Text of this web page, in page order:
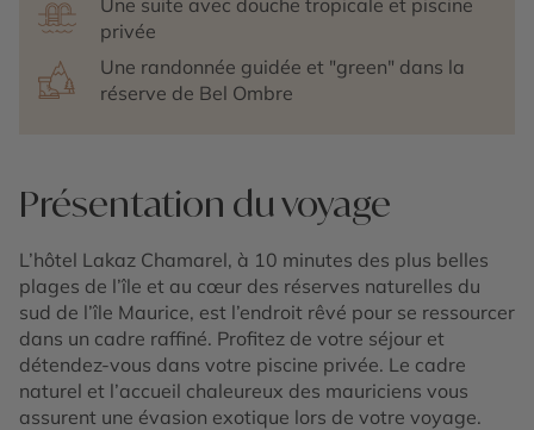
Une suite avec douche tropicale et piscine
privée
Une randonnée guidée et "green" dans la
réserve de Bel Ombre
Présentation du voyage
L’hôtel Lakaz Chamarel, à 10 minutes des plus belles
plages de l’île et au cœur des réserves naturelles du
sud de l’île Maurice, est l’endroit rêvé pour se ressourcer
dans un cadre raffiné. Profitez de votre séjour et
détendez-vous dans votre piscine privée. Le cadre
naturel et l’accueil chaleureux des mauriciens vous
assurent une évasion exotique lors de votre voyage.